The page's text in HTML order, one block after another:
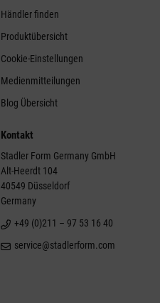
Händler finden
Produktübersicht
Cookie-Einstellungen
Medienmitteilungen
Blog Übersicht
Kontakt
Stadler Form Germany GmbH
Alt-Heerdt 104
40549 Düsseldorf
Germany
+49 (0)211 – 97 53 16 40
service@stadlerform.com